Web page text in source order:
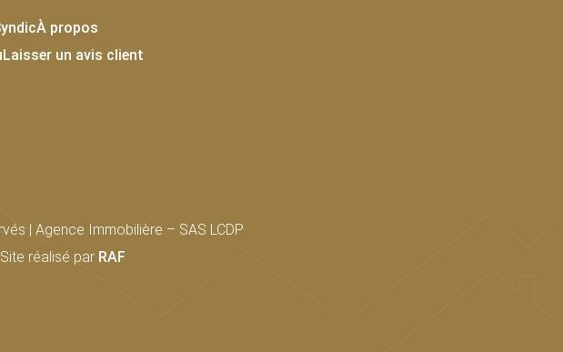
À propos
Laisser un avis client
| Agence Immobilière – SAS LCDP
Site réalisé par RAF